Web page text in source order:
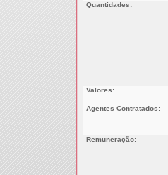
Quantidades:
Valores:
Agentes Contratados:
Remuneração: